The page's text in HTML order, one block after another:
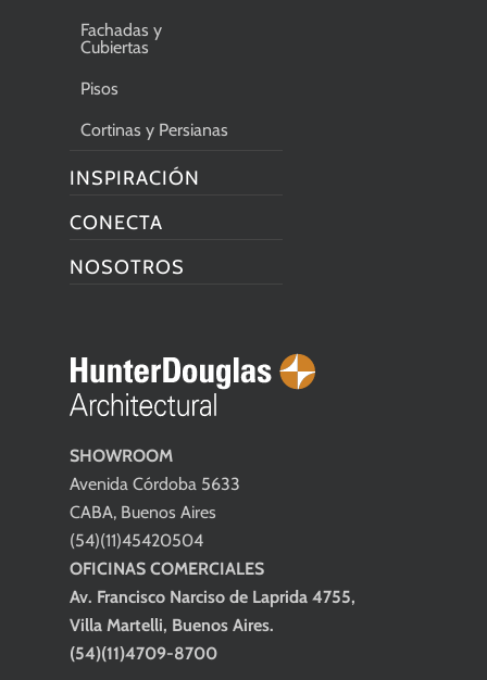
SHOWROOM
Avenida Córdoba 5633
CABA, Buenos Aires
(54)(11)45420504
OFICINAS COMERCIALES
Av. Francisco Narciso de Laprida 4755,
Villa Martelli, Buenos Aires.
(54)(11)4709-8700
Fachadas y
Cubiertas
Pisos
Cortinas y Persianas
INSPIRACIÓN
CONECTA
NOSOTROS